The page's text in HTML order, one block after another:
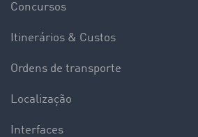
Concursos
Itinerários & Custos
Ordens de transporte
Localização
Interfaces